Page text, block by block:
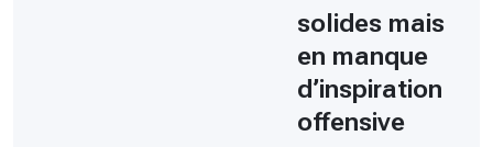
solides mais
en manque
d’inspiration
offensive